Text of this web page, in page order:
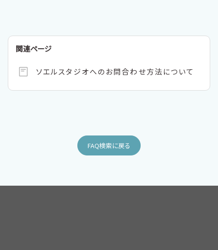
関連ページ
ソエルスタジオへのお問合わせ方法について
FAQ検索に戻る